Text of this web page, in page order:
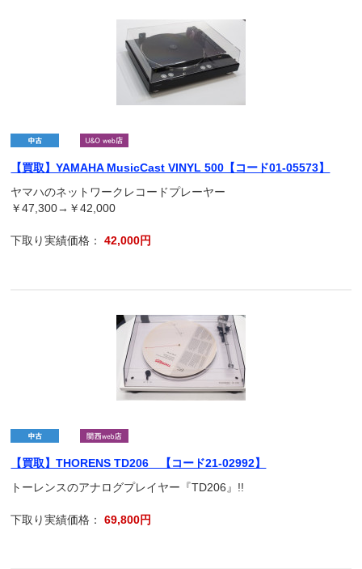
【買取】YAMAHA MusicCast VINYL 500【コード01-05573】
ヤマハのネットワークレコードプレーヤー
￥47,300→￥42,000
下取り実績価格：42,000円
【買取】THORENS TD206 【コード21-02992】
トーレンスのアナログプレイヤー『TD206』!!
下取り実績価格：69,800円